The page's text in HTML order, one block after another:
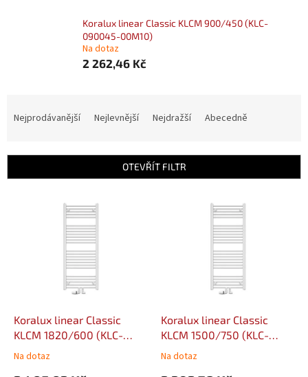
Koralux linear Classic KLCM 900/450 (KLC-
090045-00M10)
Na dotaz
2 262,46 Kč
í
Nejprodávanější Nejlevnější Nejdražší Abecedně
OTEVŘÍT FILTR
Koralux linear Classic
KLCM 1820/600 (KLC-
182060-00M10)
Na dotaz
Koralux linear Classic
KLCM 1500/750 (KLC-
150075-00M10)
Na dotaz